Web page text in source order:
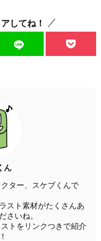
してね！
ん
ター、スケブくんで
スト素材がたくさんあ
さいね。
トをリンクつきで紹介